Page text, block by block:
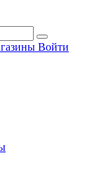
Войти